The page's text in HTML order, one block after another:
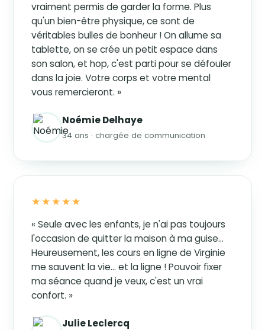
vraiment permis de garder la forme. Plus
qu'un bien-être physique, ce sont de
véritables bulles de bonheur ! On allume sa
tablette, on se crée un petit espace dans
son salon, et hop, c'est parti pour se défouler
dans la joie. Votre corps et votre mental
vous remercieront. »
Noémie Delhaye
34 ans · chargée de communication
★★★★★
« Seule avec les enfants, je n'ai pas toujours
l'occasion de quitter la maison à ma guise…
Heureusement, les cours en ligne de Virginie
me sauvent la vie… et la ligne ! Pouvoir fixer
ma séance quand je veux, c'est un vrai
confort. »
Julie Leclercq